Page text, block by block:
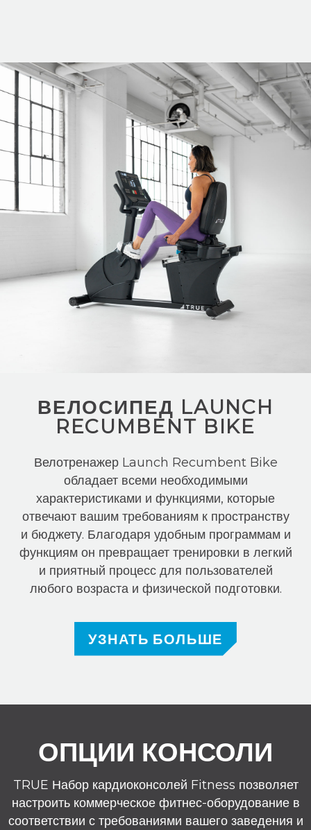
ВЕЛОСИПЕД LAUNCH
RECUMBENT BIKE
Велотренажер Launch Recumbent Bike
обладает всеми необходимыми
характеристиками и функциями, которые
отвечают вашим требованиям к пространству
и бюджету. Благодаря удобным программам и
функциям он превращает тренировки в легкий
и приятный процесс для пользователей
любого возраста и физической подготовки.
УЗНАТЬ БОЛЬШЕ
ОПЦИИ КОНСОЛИ
TRUE Набор кардиоконсолей Fitness позволяет
настроить коммерческое фитнес-оборудование в
соответствии с требованиями вашего заведения и